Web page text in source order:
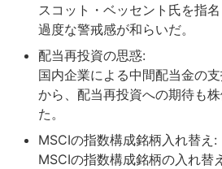
スコット・ベッセント氏を指名
過度な警戒感が和らいだ。
配当再投資の思惑:
国内企業による中間配当金の
から、配当再投資への期待も
た。
MSCIの指数構成銘柄入れ替え:
MSCIの指数構成銘柄の入れ替